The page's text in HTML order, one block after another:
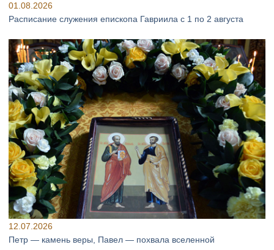
01.08.2026
Расписание служения епископа Гавриила с 1 по 2 августа
12.07.2026
Петр — камень веры, Павел — похвала вселенной